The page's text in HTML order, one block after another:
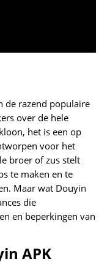
de razend populaire
over de hele
het is een op
voor het
broer of zus stelt
te maken en te
Maar wat Douyin
die
en beperkingen van
APK